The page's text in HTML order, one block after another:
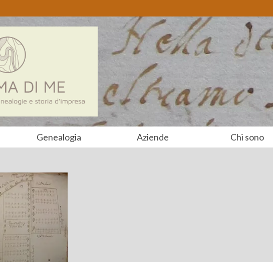
Genealogia Aziende Chi sono